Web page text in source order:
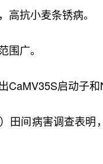
高抗小麦条锈病。
围广。
启动子和
田间病害调查表